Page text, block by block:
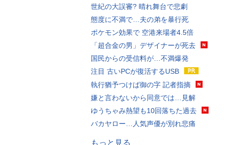
世紀の大誤審? 晴れ舞台で悲劇
態度に不満で…夫の弟を暴行死
ポケモン効果で 空港来場者4.5倍
「超合金の男」デザイナーが死去
国民からの受信料が…不満爆発
注目 古いPCが復活するUSB
執行猶予つけば御の字 記者指摘
嫌と言わないから同意では…見解
ゆうちゃみ熱望も10回落ちた過去
バカヤロー…人気声優が別れ悲痛
もっと見る